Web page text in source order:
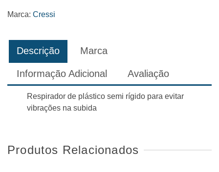
Marca: Cressi
Descrição Marca
Informação Adicional Avaliação
Respirador de plástico semi rígido para evitar
vibrações na subida
Produtos Relacionados